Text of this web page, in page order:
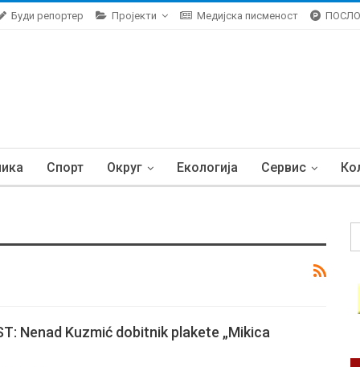
Буди репортер Пројекти Медијска писменост
Спорт Округ Екологија Сервис
Nenad Kuzmić dobitnik plakete „Mikica